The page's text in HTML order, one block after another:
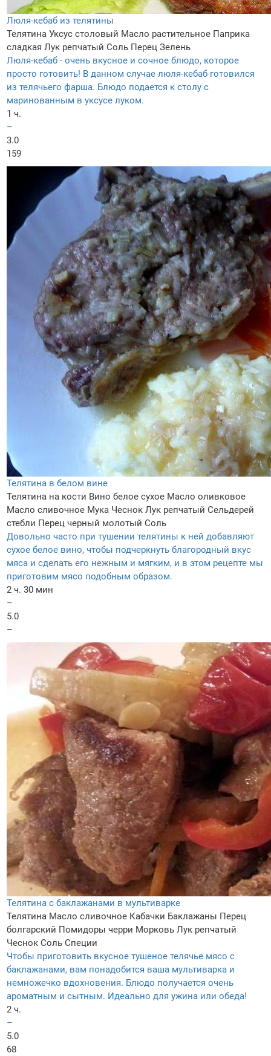
Люля-кебаб из телятины
Телятина Уксус столовый Масло растительное Паприка
сладкая Лук репчатый Соль Перец Зелень
Люля-кебаб - очень вкусное и сочное блюдо, которое
просто готовить! В данном случае люля-кебаб готовился
из телячьего фарша. Блюдо подается к столу с
маринованным в уксусе луком.
1 ч.
–
3.0
159
Телятина в белом вине
Телятина на кости Вино белое сухое Масло оливковое
Масло сливочное Мука Чеснок Лук репчатый Сельдерей
стебли Перец черный молотый Соль
Довольно часто при тушении телятины к ней добавляют
сухое белое вино, чтобы подчеркнуть благородный вкус
мяса и сделать его нежным и мягким, и в этом рецепте мы
приготовим мясо подобным образом.
2 ч. 30 мин
–
5.0
–
Телятина с баклажанами в мультиварке
Телятина Масло сливочное Кабачки Баклажаны Перец
болгарский Помидоры черри Морковь Лук репчатый
Чеснок Соль Специи
Чтобы приготовить вкусное тушеное телячье мясо с
баклажанами, вам понадобится ваша мультиварка и
немножечко вдохновения. Блюдо получается очень
ароматным и сытным. Идеально для ужина или обеда!
2 ч.
–
5.0
68